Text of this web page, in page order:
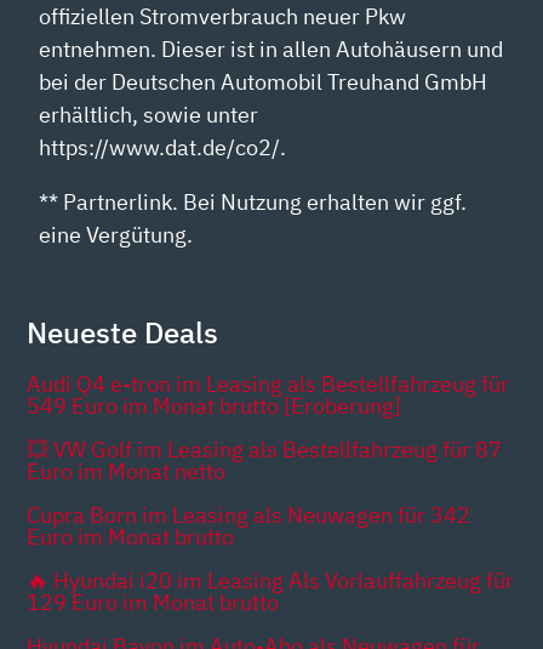
offiziellen Stromverbrauch neuer Pkw
entnehmen. Dieser ist in allen Autohäusern und
bei der Deutschen Automobil Treuhand GmbH
erhältlich, sowie unter
https://www.dat.de/co2/.
** Partnerlink. Bei Nutzung erhalten wir ggf.
eine Vergütung.
Neueste Deals
Audi Q4 e-tron im Leasing als Bestellfahrzeug für
549 Euro im Monat brutto [Eroberung]
💥 VW Golf im Leasing als Bestellfahrzeug für 87
Euro im Monat netto
Cupra Born im Leasing als Neuwagen für 342
Euro im Monat brutto
🔥 Hyundai i20 im Leasing Als Vorlauffahrzeug für
129 Euro im Monat brutto